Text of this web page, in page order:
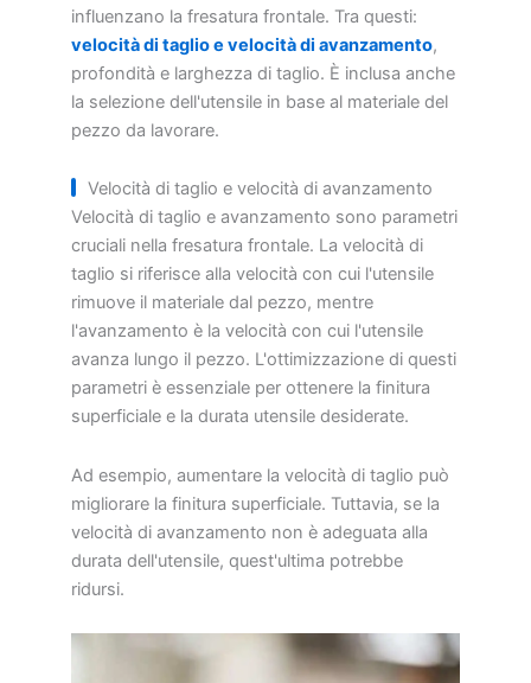
influenzano la fresatura frontale. Tra questi:
velocità di taglio e velocità di avanzamento,
profondità e larghezza di taglio. È inclusa anche
la selezione dell'utensile in base al materiale del
pezzo da lavorare.
Velocità di taglio e velocità di avanzamento
Velocità di taglio e avanzamento sono parametri
cruciali nella fresatura frontale. La velocità di
taglio si riferisce alla velocità con cui l'utensile
rimuove il materiale dal pezzo, mentre
l'avanzamento è la velocità con cui l'utensile
avanza lungo il pezzo. L'ottimizzazione di questi
parametri è essenziale per ottenere la finitura
superficiale e la durata utensile desiderate.
Ad esempio, aumentare la velocità di taglio può
migliorare la finitura superficiale. Tuttavia, se la
velocità di avanzamento non è adeguata alla
durata dell'utensile, quest'ultima potrebbe
ridursi.